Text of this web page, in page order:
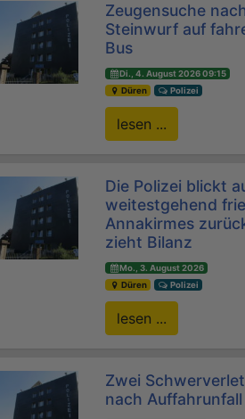
Zeugensuche
Steinwurf auf
Bus
Di., 4. August 2026 09:15
Düren
Polizei
lesen ...
Die Polizei blickt
weitestgehend
Annakirmes
zieht Bilanz
Mo., 3. August 2026
Düren
Polizei
lesen ...
Zwei
nach Auffahrunfall